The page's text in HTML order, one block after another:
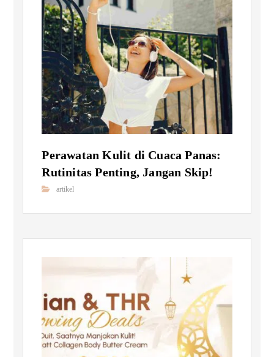
Perawatan Kulit di Cuaca Panas:
Rutinitas Penting, Jangan Skip!
artikel